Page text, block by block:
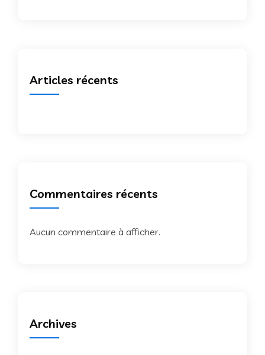
Articles récents
Commentaires récents
Aucun commentaire à afficher.
Archives